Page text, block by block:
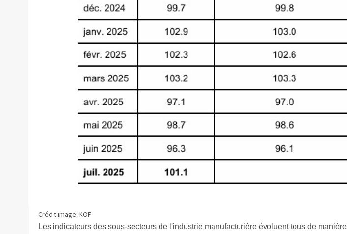
Crédit image: KOF
Les indicateurs des sous-secteurs de l'industrie manufacturière évoluent tous de manière